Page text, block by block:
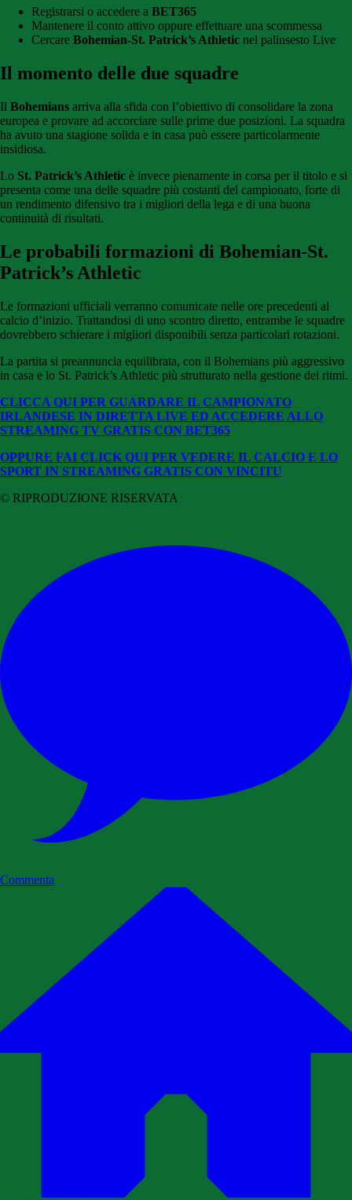
Registrarsi o accedere a BET365
Mantenere il conto attivo oppure effettuare una scommessa
Cercare Bohemian-St. Patrick’s Athletic nel palinsesto Live
Il momento delle due squadre
Il Bohemians arriva alla sfida con l’obiettivo di consolidare la zona
europea e provare ad accorciare sulle prime due posizioni. La squadra
ha avuto una stagione solida e in casa può essere particolarmente
insidiosa.
Lo St. Patrick’s Athletic è invece pienamente in corsa per il titolo e si
presenta come una delle squadre più costanti del campionato, forte di
un rendimento difensivo tra i migliori della lega e di una buona
continuità di risultati.
Le probabili formazioni di Bohemian-St.
Patrick’s Athletic
Le formazioni ufficiali verranno comunicate nelle ore precedenti al
calcio d’inizio. Trattandosi di uno scontro diretto, entrambe le squadre
dovrebbero schierare i migliori disponibili senza particolari rotazioni.
La partita si preannuncia equilibrata, con il Bohemians più aggressivo
in casa e lo St. Patrick’s Athletic più strutturato nella gestione dei ritmi.
CLICCA QUI PER GUARDARE IL CAMPIONATO
IRLANDESE IN DIRETTA LIVE ED ACCEDERE ALLO
STREAMING TV GRATIS CON BET365
OPPURE FAI CLICK QUI PER VEDERE IL CALCIO E LO
SPORT IN STREAMING GRATIS CON VINCITU
© RIPRODUZIONE RISERVATA
Commenta